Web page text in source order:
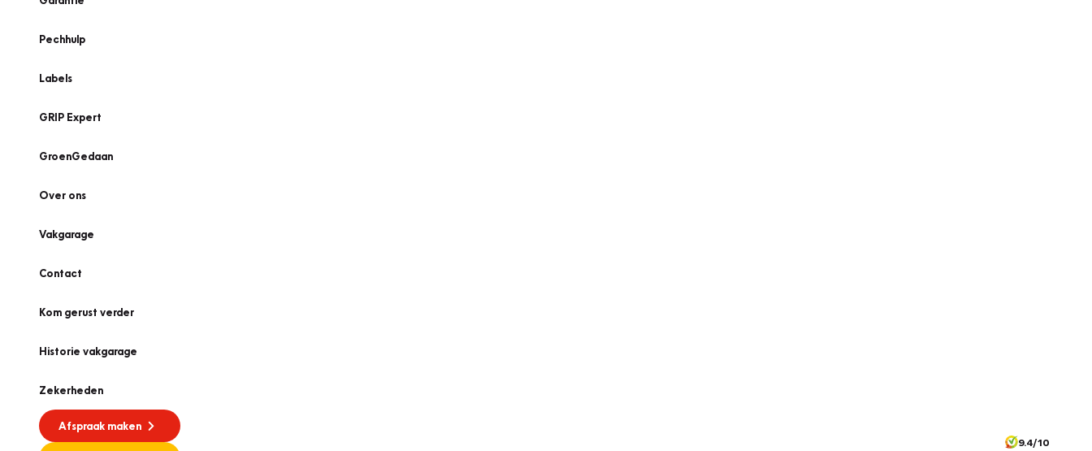
Pechhulp
Labels
GRIP Expert
GroenGedaan
Over ons
Vakgarage
Contact
Kom gerust verder
Historie vakgarage
Zekerheden
Afspraak maken
9.4/10